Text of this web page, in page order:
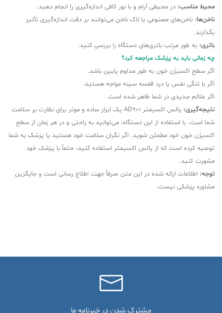
محیط مناسب: در محیطی آرام و با نور کافی اندازه‌گیری را انجام دهید.
ناخن‌ها: ناخن‌های مصنوعی یا لاک ناخن می‌توانند بر دقت اندازه‌گیری تأثیر
بگذارند.
باتری: به طور مرتب باتری‌های دستگاه را بررسی کنید.
چه زمانی باید به پزشک مراجعه کرد؟
اگر سطح اکسیژن خون به طور مداوم پایین باشد.
اگر با تنگی نفس یا درد قفسه سینه مواجه هستید.
اگر علائم جدیدی در شما ظاهر شده است.
نتیجه‌گیری:
پالس اکسیمتر AD901 یک ابزار ساده و موثر برای نظارت بر سلامت
شما است. با استفاده از این دستگاه، می‌توانید به راحتی و در هر زمان از سطح
اکسیژن خون خود مطمئن شوید. اگر نگران سلامت خود هستید یا پزشک به شما
توصیه کرده است که از پالس اکسیمتر استفاده کنید، حتماً با پزشک خود
مشورت کنید.
توجه: اطلاعات ارائه شده در این متن صرفاً جهت اطلاع رسانی است و جایگزین
مشاوره پزشکی نیست.
مشترک شدن در خبرنامه ما